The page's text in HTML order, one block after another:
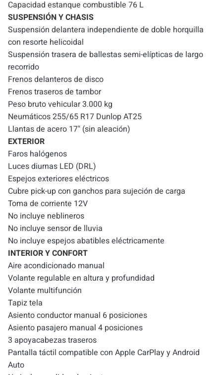
Capacidad estanque combustible 76 L
SUSPENSIÓN Y CHASIS
Suspensión delantera independiente de doble horquilla
con resorte helicoidal
Suspensión trasera de ballestas semi-elípticas de largo
recorrido
Frenos delanteros de disco
Frenos traseros de tambor
Peso bruto vehicular 3.000 kg
Neumáticos 255/65 R17 Dunlop AT25
Llantas de acero 17" (sin aleación)
EXTERIOR
Faros halógenos
Luces diurnas LED (DRL)
Espejos exteriores eléctricos
Cubre pick-up con ganchos para sujeción de carga
Toma de corriente 12V
No incluye neblineros
No incluye sensor de lluvia
No incluye espejos abatibles eléctricamente
INTERIOR Y CONFORT
Aire acondicionado manual
Volante regulable en altura y profundidad
Volante multifunción
Tapiz tela
Asiento conductor manual 6 posiciones
Asiento pasajero manual 4 posiciones
3 apoyacabezas traseros
Pantalla táctil compatible con Apple CarPlay y Android
Auto